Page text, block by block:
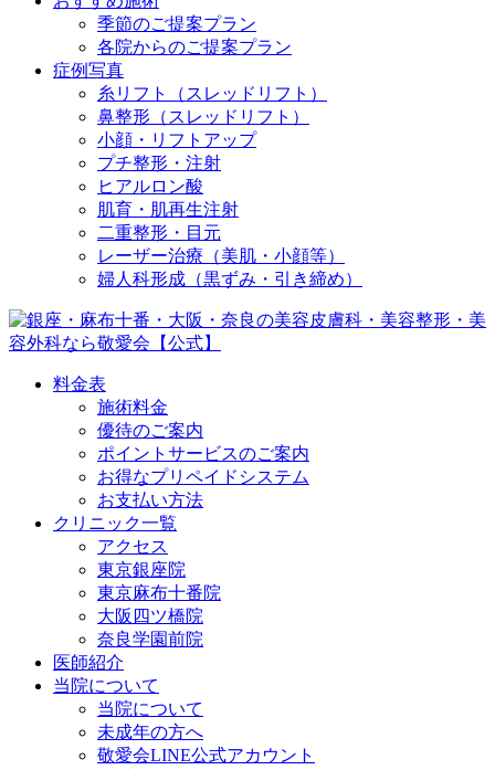
季節のご提案プラン
各院からのご提案プラン
症例写真
糸リフト（スレッドリフト）
鼻整形（スレッドリフト）
小顔・リフトアップ
プチ整形・注射
ヒアルロン酸
肌育・肌再生注射
二重整形・目元
レーザー治療（美肌・小顔等）
婦人科形成（黒ずみ・引き締め）
料金表
施術料金
優待のご案内
ポイントサービスのご案内
お得なプリペイドシステム
お支払い方法
クリニック一覧
アクセス
東京銀座院
東京麻布十番院
大阪四ツ橋院
奈良学園前院
医師紹介
当院について
当院について
未成年の方へ
敬愛会LINE公式アカウント